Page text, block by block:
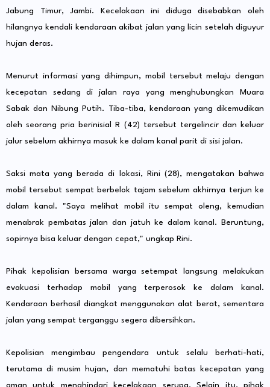
Jabung Timur, Jambi. Kecelakaan ini diduga disebabkan oleh
hilangnya kendali kendaraan akibat jalan yang licin setelah diguyur
hujan deras.
Menurut informasi yang dihimpun, mobil tersebut melaju dengan
kecepatan sedang di jalan raya yang menghubungkan Muara
Sabak dan Nibung Putih. Tiba-tiba, kendaraan yang dikemudikan
oleh seorang pria berinisial R (42) tersebut tergelincir dan keluar
jalur sebelum akhirnya masuk ke dalam kanal parit di sisi jalan.
Saksi mata yang berada di lokasi, Rini (28), mengatakan bahwa
mobil tersebut sempat berbelok tajam sebelum akhirnya terjun ke
dalam kanal. "Saya melihat mobil itu sempat oleng, kemudian
menabrak pembatas jalan dan jatuh ke dalam kanal. Beruntung,
sopirnya bisa keluar dengan cepat," ungkap Rini.
Pihak kepolisian bersama warga setempat langsung melakukan
evakuasi terhadap mobil yang terperosok ke dalam kanal.
Kendaraan berhasil diangkat menggunakan alat berat, sementara
jalan yang sempat terganggu segera dibersihkan.
Kepolisian mengimbau pengendara untuk selalu berhati-hati,
terutama di musim hujan, dan mematuhi batas kecepatan yang